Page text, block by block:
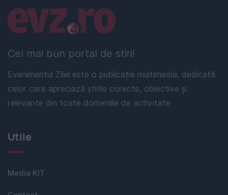
Cel mai bun portal de stiri!
Evenimentul Zilei este o publicație multimedia, dedicată
celor care apreciază știrile corecte, obiective și
relevante din toate domeniile de activitate
Linkuri utile
Utile
Media KIT